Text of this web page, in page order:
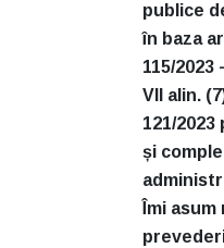
publice
în baza
115/2023
VII alin.
121/
și
Îmi